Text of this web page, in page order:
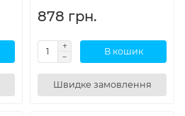
878 грн.
В кошик
Швидке замовлення